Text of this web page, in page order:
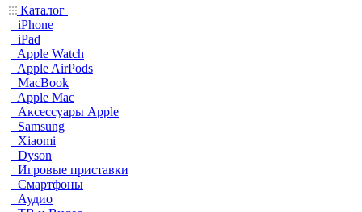
Каталог
iPhone
iPad
Apple Watch
Apple AirPods
MacBook
Apple Mac
Аксессуары Apple
Samsung
Xiaomi
Dyson
Игровые приставки
Смартфоны
Аудио